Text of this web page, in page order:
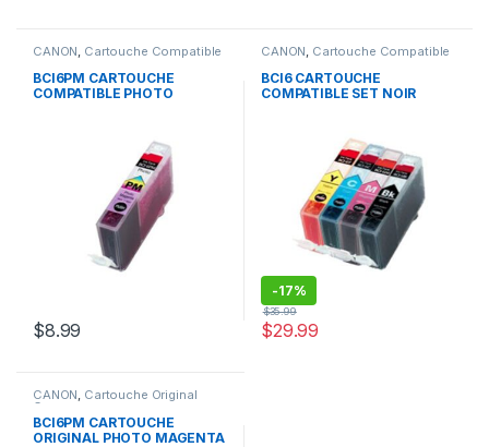
CANON, Cartouche Compatible
BCI6PM CARTOUCHE
COMPATIBLE PHOTO
$8.99
CANON, Cartouche Compatible
BCI6 CARTOUCHE
COMPATIBLE SET NOIR
-17%
$29.99
$35.99
CANON, Cartouche Original
Canon
BCI6PM CARTOUCHE
ORIGINAL PHOTO MAGENTA